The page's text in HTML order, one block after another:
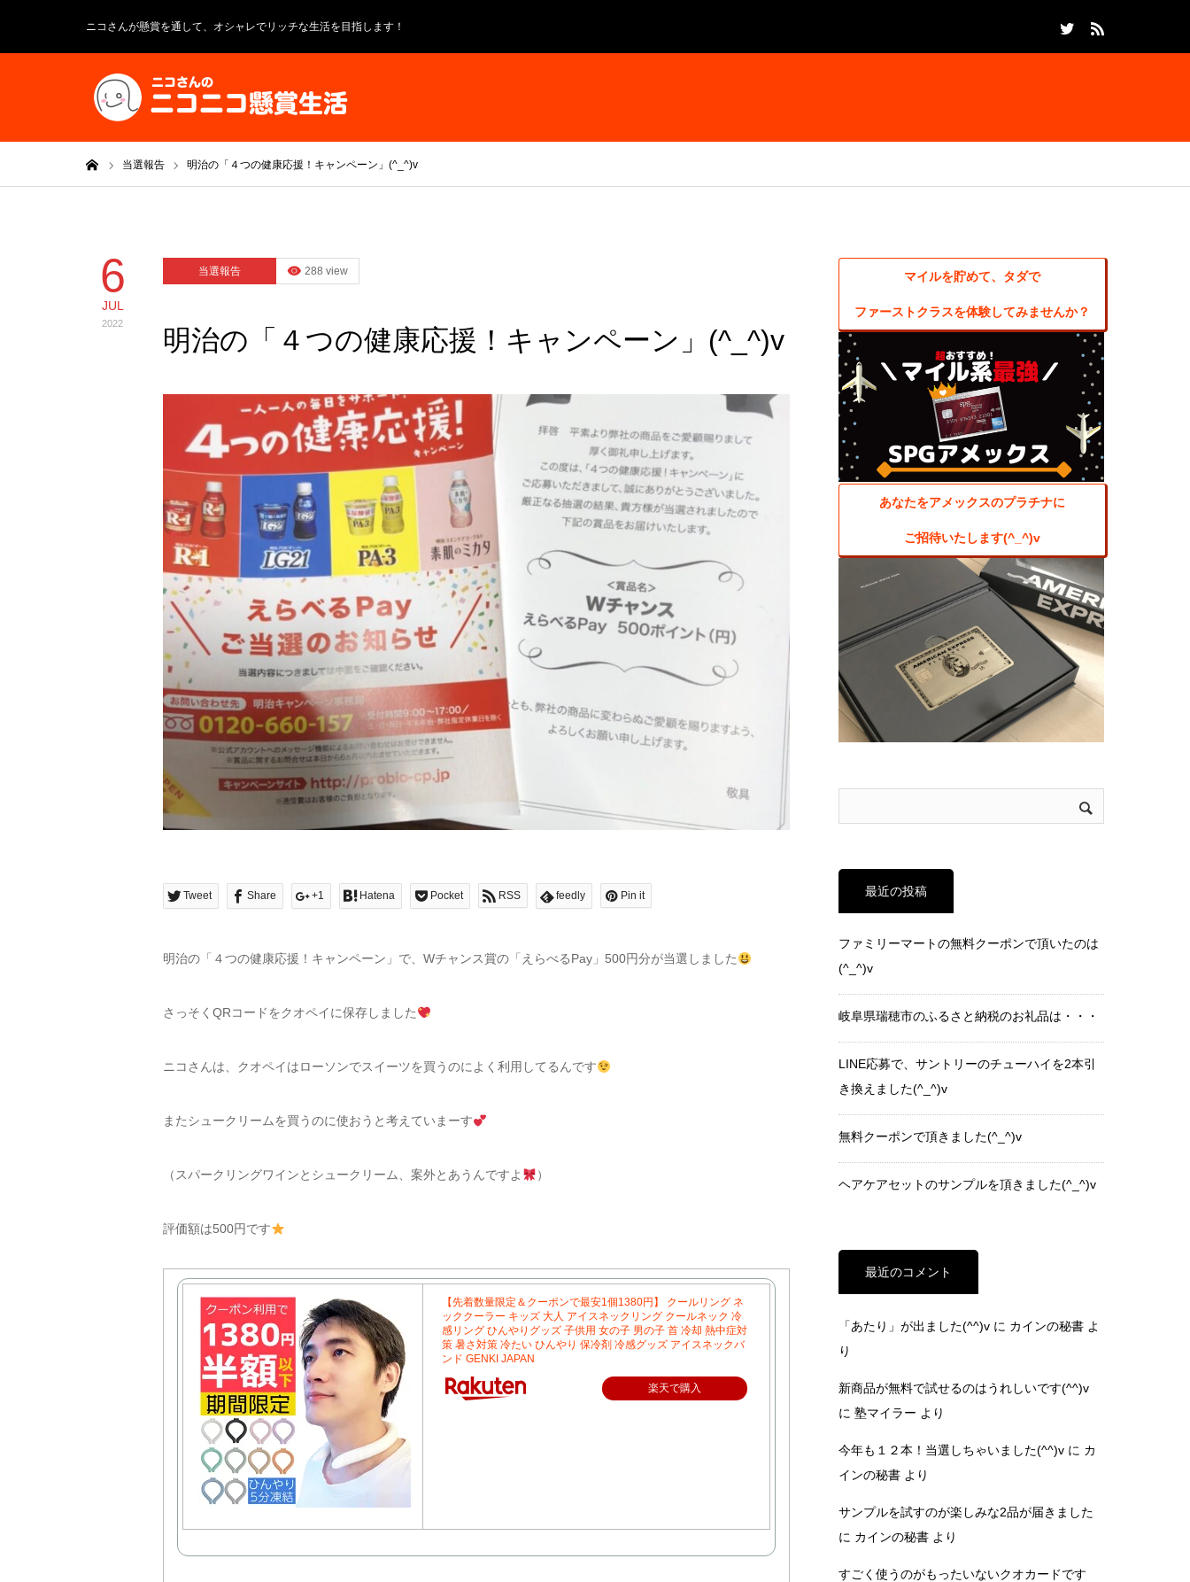
ニコさんが懸賞を通して、オシャレでリッチな生活を目指します！
当選報告 明治の「４つの健康応援！キャンペーン」(^_^)v
6
JUL
2022
当選報告 288 view
明治の「４つの健康応援！キャンペーン」(^_^)v
Tweet Share +1 Hatena Pocket RSS feedly Pin it
明治の「４つの健康応援！キャンペーン」で、Wチャンス賞の「えらべるPay」500円分が当選しました
さっそくQRコードをクオペイに保存しました
ニコさんは、クオペイはローソンでスイーツを買うのによく利用してるんです
またシュークリームを買うのに使おうと考えていまーす
（スパークリングワインとシュークリーム、案外とあうんですよ ）
評価額は500円です
【先着数量限定＆クーポンで最安1個1380円】 クールリング ネ
ッククーラー キッズ 大人 アイスネックリング クールネック 冷
感リング ひんやりグッズ 子供用 女の子 男の子 首 冷却 熱中症対
策 暑さ対策 冷たい ひんやり 保冷剤 冷感グッズ アイスネックバ
ンド GENKI JAPAN
楽天で購入
マイルを貯めて、タダで
ファーストクラスを体験してみませんか？
あなたをアメックスのプラチナに
ご招待いたします(^_^)v
最近の投稿
ファミリーマートの無料クーポンで頂いたのは
(^_^)v
岐阜県瑞穂市のふるさと納税のお礼品は・・・
LINE応募で、サントリーのチューハイを2本引
き換えました(^_^)v
無料クーポンで頂きました(^_^)v
ヘアケアセットのサンプルを頂きました(^_^)v
最近のコメント
「あたり」が出ました(^^)v に カインの秘書 よ
り
新商品が無料で試せるのはうれしいです(^^)v
に 塾マイラー より
今年も１２本！当選しちゃいました(^^)v に カ
インの秘書 より
サンプルを試すのが楽しみな2品が届きました
に カインの秘書 より
すごく使うのがもったいないクオカードです